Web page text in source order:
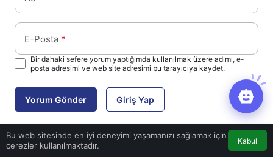
E-Posta *
Bir dahaki sefere yorum yaptığımda kullanılmak üzere adımı, e-
posta adresimi ve web site adresimi bu tarayıcıya kaydet.
Yorum Gönder Giriş Yap
Bu web sitesinde en iyi deneyimi yaşamanızı sağlamak için
çerezler kullanılmaktadır.
Kabul